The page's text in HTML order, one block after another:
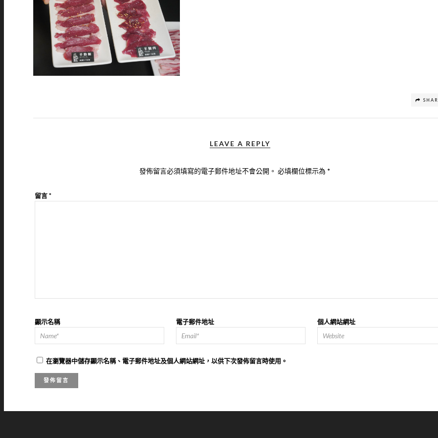
LEAVE A REPLY
發佈留言必須填寫的電子郵件地址不會公開。 必填欄位標示為 *
留言*
顯示名稱 電子郵件地址 個人網站網址
在瀏覽器中儲存顯示名稱、電子郵件地址及個人網站網址，以供下次發佈留言時使用。